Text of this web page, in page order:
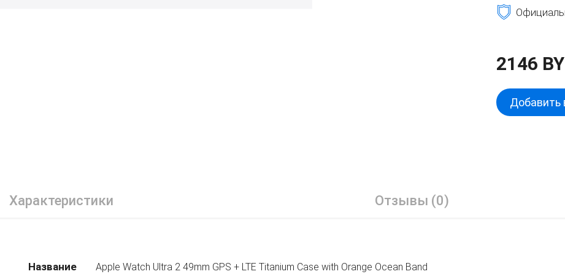
2146
Добавить
Характеристики Отзывы (0)
Название Apple Watch Ultra 2 49mm GPS + LTE Titanium Case with Orange Ocean Band